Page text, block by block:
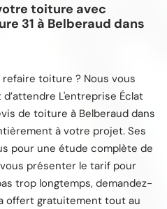
toiture avec
31 à Belberaud dans
toiture ? Nous vous
L'entreprise Éclat
de toiture à Belberaud dans
à votre projet. Ses
pour une étude complète de
présenter le tarif pour
trop longtemps, demandez-
offert gratuitement tout au